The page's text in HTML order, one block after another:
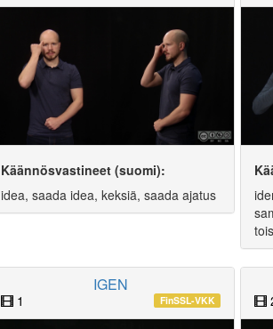
Käännösvastineet (suomi):
idea, saada idea, keksiä, saada ajatus
IGEN
1 FinSSL-VKK